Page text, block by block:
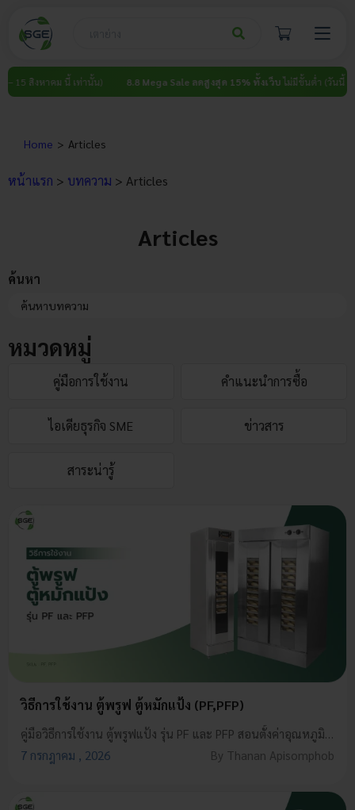
content
าคม นี้ เท่านั้น) 8.8 Mega Sale ลดสูงสุด 15% ทั้งเว็บไม่มีขั้นต่ำ (วันนี้ – 15 สิงห
Home Articles
หน้าแรก > บทความ > Articles
Articles
ค้นหา
Search
for:
หมวดหมู่
คู่มือการใช้งาน คำแนะนำการซื้อ
ไอเดียธุรกิจ SME ข่าวสาร
สาระน่ารู้
วิธีการใช้งาน ตู้พรูฟ ตู้หมักแป้ง (PF,PFP)
คู่มือวิธีการใช้งาน ตู้พรูฟแป้ง รุ่น PF และ PFP สอนตั้งค่าอุณหภูมิและความชื้นแบบจับมือทำ เพื่อให้แป้งพองฟูสวย ช่วยประหยัดเวลาทำเบเกอรี่
7 กรกฎาคม , 2026
By Thanan Apisomphob